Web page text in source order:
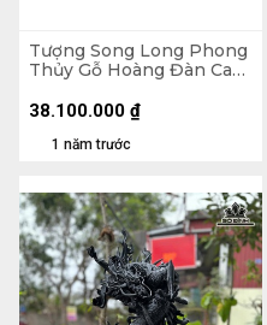
Tượng Song Long Phong
Thủy Gỗ Hoàng Đàn Cao
1 năm trước
38.100.000 ₫